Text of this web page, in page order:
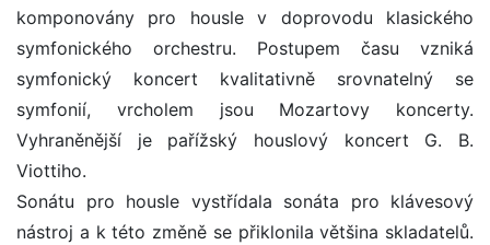
komponovány pro housle v doprovodu klasického
symfonického orchestru. Postupem času vzniká
symfonický koncert kvalitativně srovnatelný se
symfonií, vrcholem jsou Mozartovy koncerty.
Vyhraněnější je pařížský houslový koncert G. B.
Viottiho.
Sonátu pro housle vystřídala sonáta pro klávesový
nástroj a k této změně se přiklonila většina skladatelů.